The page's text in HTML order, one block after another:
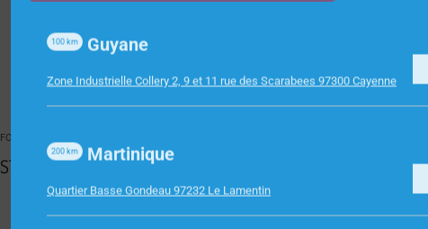
FOURNITURES DE BUREAU
STYLO BL HI-TEC V5 VERT
CHEMISES EXT A SANGLE
RABAT BALACRON JAUNE
EXA
Guyane
100 km
Zone Industrielle Collery 2, 9 et 11 rue des Scarabees 97300 Cayenne
Martinique
200 km
Quartier Basse Gondeau 97232 Le Lamentin